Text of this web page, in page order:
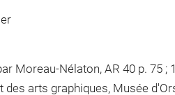
Moreau-Nélaton, AR 40 p. 75 ; 1
arts graphiques, Musée